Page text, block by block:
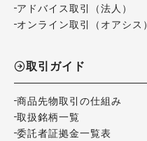
アドバイス取引（法人）
オンライン取引（オアシス）
取引ガイド
商品先物取引の仕組み
取扱銘柄一覧
委託者証拠金一覧表